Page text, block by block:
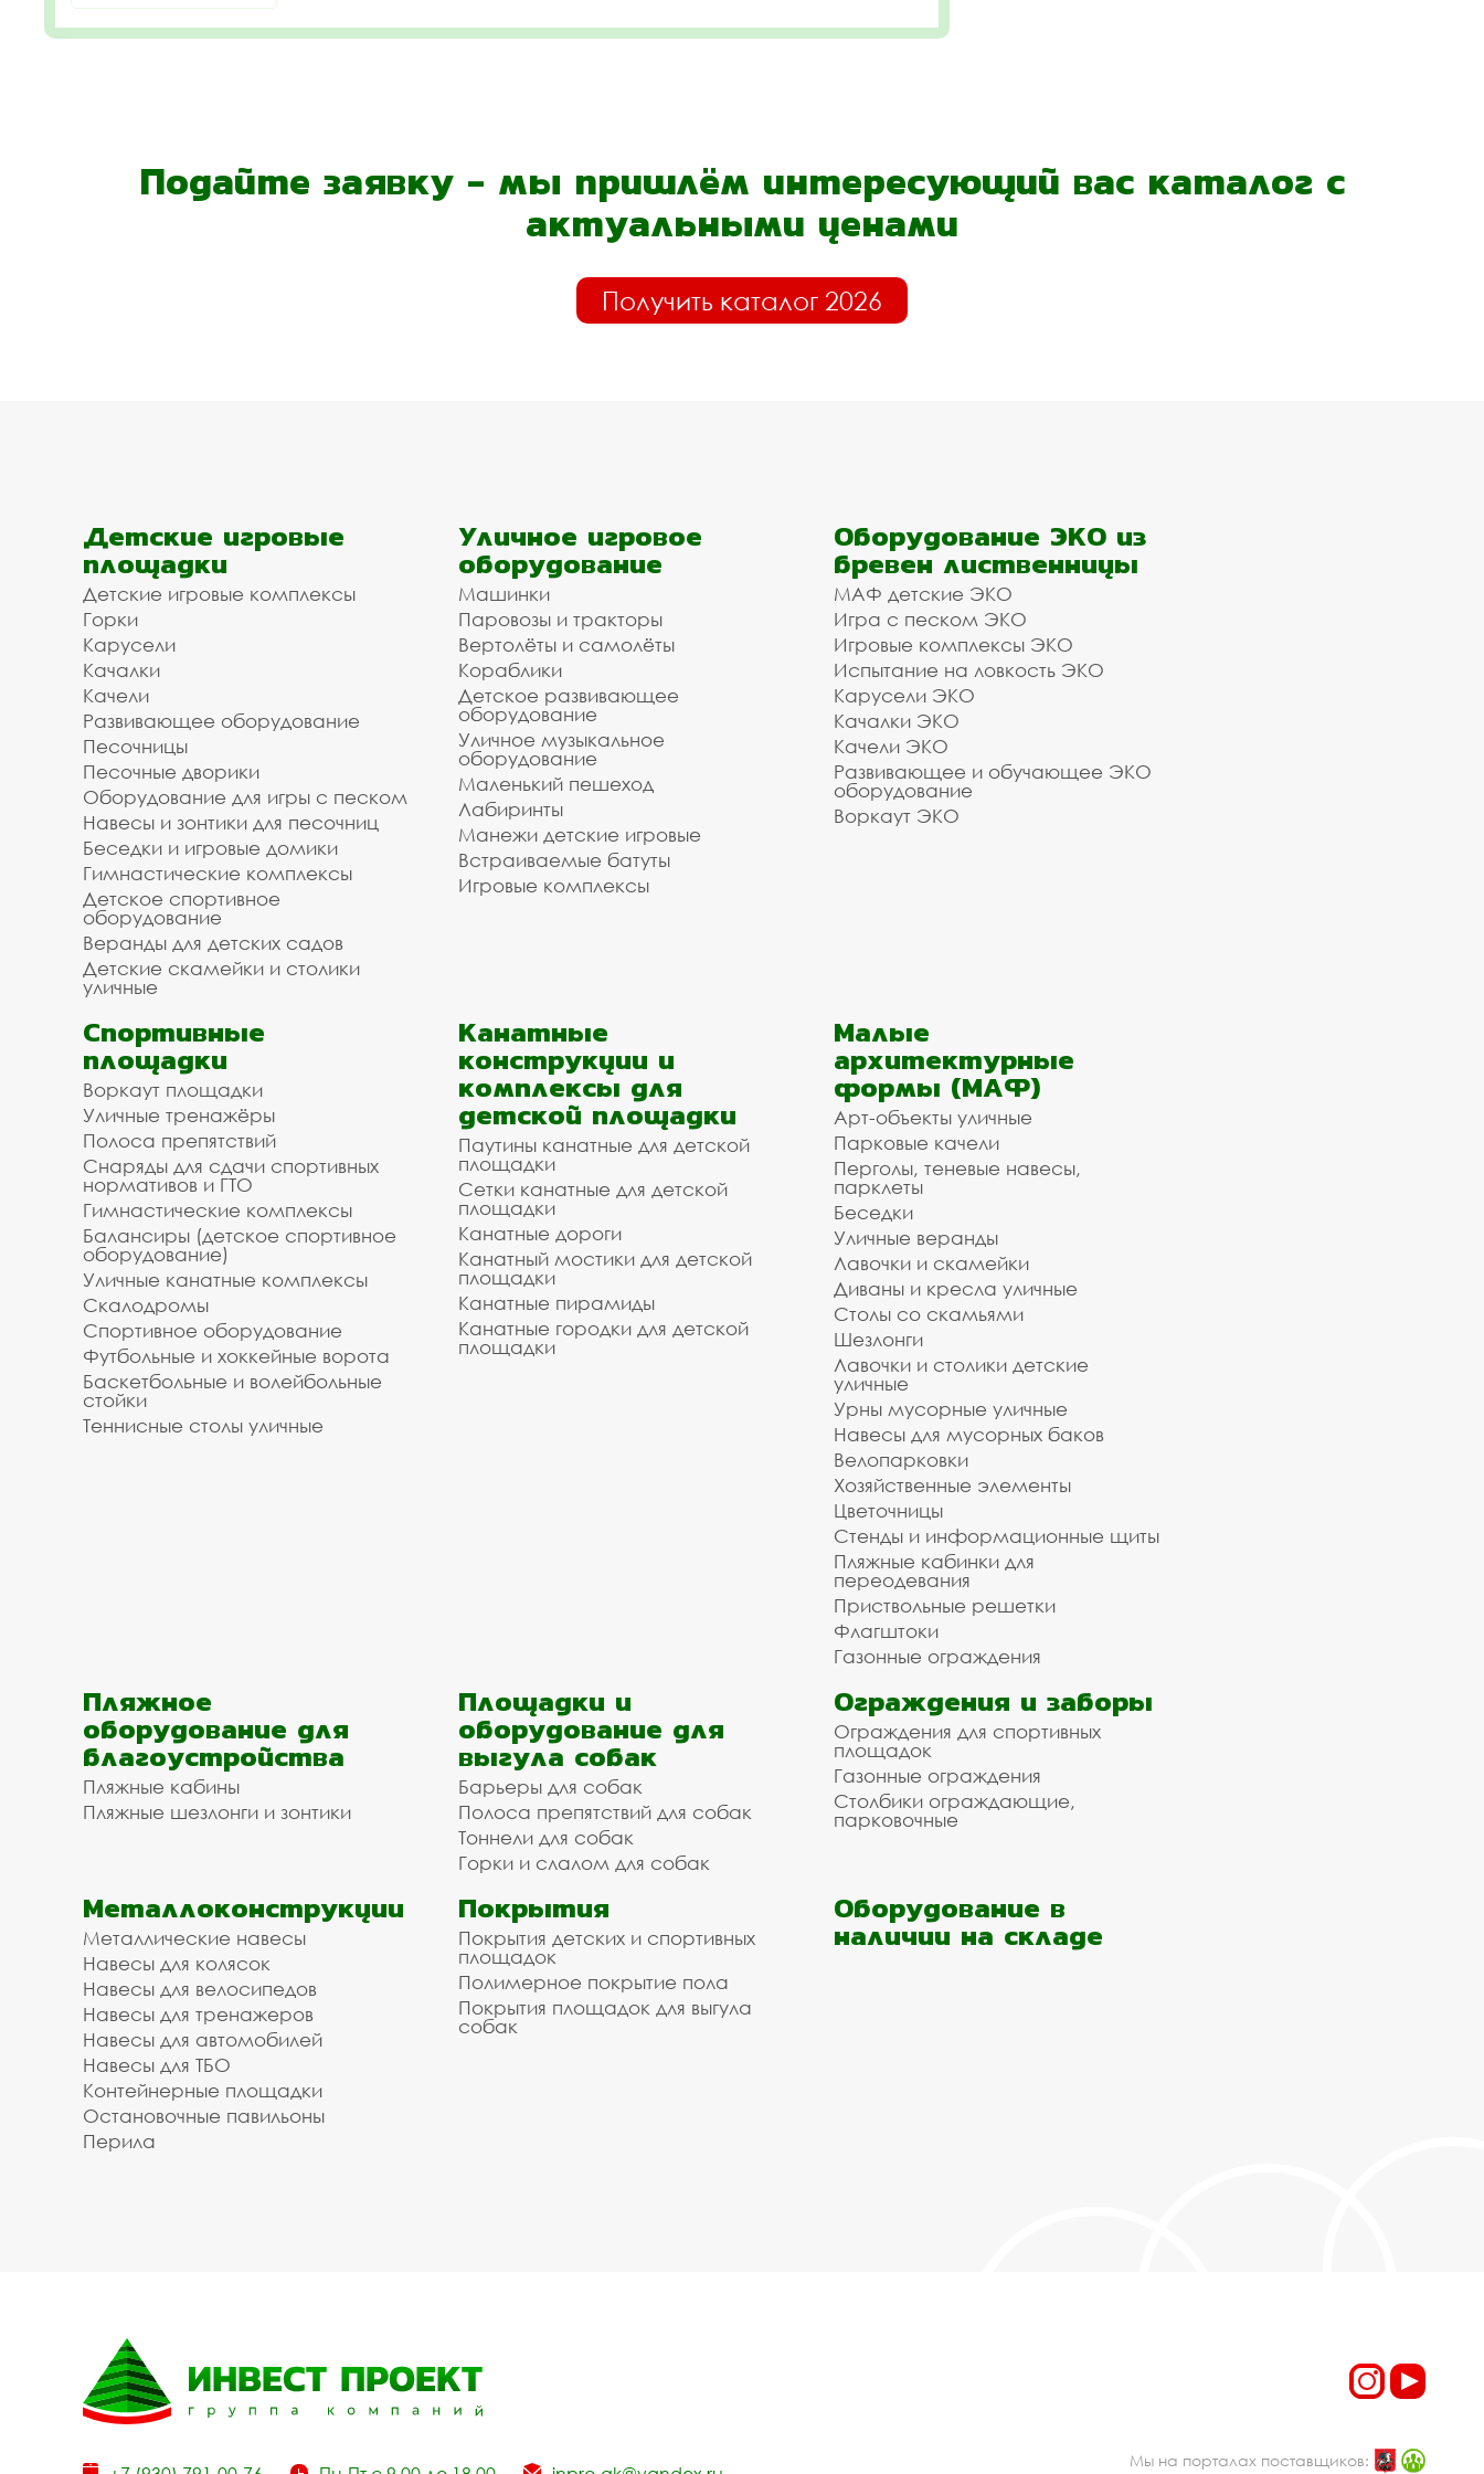
Подайте заявку - мы пришлём интересующий вас каталог с
актуальными ценами
Получить каталог 2026
Детские игровые
площадки
Детские игровые комплексы
Горки
Карусели
Качалки
Качели
Развивающее оборудование
Песочницы
Песочные дворики
Оборудование для игры с песком
Навесы и зонтики для песочниц
Беседки и игровые домики
Гимнастические комплексы
Детское спортивное
оборудование
Веранды для детских садов
Детские скамейки и столики
уличные
Уличное игровое
оборудование
Машинки
Паровозы и тракторы
Вертолёты и самолёты
Кораблики
Детское развивающее
оборудование
Уличное музыкальное
оборудование
Маленький пешеход
Лабиринты
Манежи детские игровые
Встраиваемые батуты
Игровые комплексы
Оборудование ЭКО из
бревен лиственницы
МАФ детские ЭКО
Игра с песком ЭКО
Игровые комплексы ЭКО
Испытание на ловкость ЭКО
Карусели ЭКО
Качалки ЭКО
Качели ЭКО
Развивающее и обучающее ЭКО
оборудование
Воркаут ЭКО
Спортивные
площадки
Воркаут площадки
Уличные тренажёры
Полоса препятствий
Снаряды для сдачи спортивных
нормативов и ГТО
Гимнастические комплексы
Балансиры (детское спортивное
оборудование)
Уличные канатные комплексы
Скалодромы
Спортивное оборудование
Футбольные и хоккейные ворота
Баскетбольные и волейбольные
стойки
Теннисные столы уличные
Канатные
конструкции и
комплексы для
детской площадки
Паутины канатные для детской
площадки
Сетки канатные для детской
площадки
Канатные дороги
Канатный мостики для детской
площадки
Канатные пирамиды
Канатные городки для детской
площадки
Малые
архитектурные
формы (МАФ)
Арт-объекты уличные
Парковые качели
Перголы, теневые навесы,
парклеты
Беседки
Уличные веранды
Лавочки и скамейки
Диваны и кресла уличные
Столы со скамьями
Шезлонги
Лавочки и столики детские
уличные
Урны мусорные уличные
Навесы для мусорных баков
Велопарковки
Хозяйственные элементы
Цветочницы
Стенды и информационные щиты
Пляжные кабинки для
переодевания
Приствольные решетки
Флагштоки
Газонные ограждения
Пляжное
оборудование для
благоустройства
Пляжные кабины
Пляжные шезлонги и зонтики
Площадки и
оборудование для
выгула собак
Барьеры для собак
Полоса препятствий для собак
Тоннели для собак
Горки и слалом для собак
Ограждения и заборы
Ограждения для спортивных
площадок
Газонные ограждения
Столбики ограждающие,
парковочные
Металлоконструкции
Металлические навесы
Навесы для колясок
Навесы для велосипедов
Навесы для тренажеров
Навесы для автомобилей
Навесы для ТБО
Контейнерные площадки
Остановочные павильоны
Перила
Покрытия
Покрытия детских и спортивных
площадок
Полимерное покрытие пола
Покрытия площадок для выгула
собак
Оборудование в
наличии на складе
Мы на порталах поставщиков: